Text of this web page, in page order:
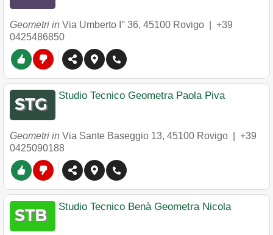
Geometri in Via Umberto I° 36, 45100 Rovigo
+39
0425486850
Studio Tecnico Geometra Paola Piva
Geometri in Via Sante Baseggio 13, 45100 Rovigo
+39
0425090188
Studio Tecnico Benà Geometra Nicola